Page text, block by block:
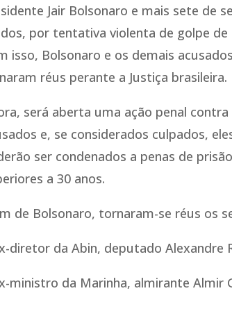
Jair Bolsonaro e mais sete de
por tentativa violenta de golpe de
isso, Bolsonaro e os demais
réus perante a Justiça brasileira.
será aberta uma ação penal
e, se considerados culpados,
ser condenados a penas de prisão
a 30 anos.
de Bolsonaro, tornaram-se réus os
diretor da Abin, deputado Alexandre
ministro da Marinha, almirante Almir